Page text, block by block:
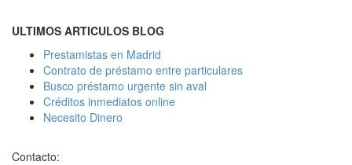
ULTIMOS ARTICULOS BLOG
Prestamistas en Madrid
Contrato de préstamo entre particulares
Busco préstamo urgente sin aval
Créditos inmediatos online
Necesito Dinero
Contacto: